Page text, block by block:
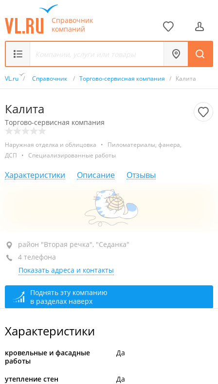
Справочник
компаний
VL.ru / Справочник / Торгово-сервисная компания / Калита
Калита
Торгово-сервисная компания
Наружная отделка и облицовка •
Пиломатериалы, фанера,
ДСП
• Специализированные работы
Характеристики Описание Отзывы
район "Вторая речка", ул. Русская, 46Б
ТЦ "Панорама", 3-й этаж
сегодня закрыто
район "Вторая речка", "Седанка"
4 телефона
Показать адреса и контакты
Поднять эту компанию
в разделах наверх
Характеристики
кровельные и фасадные
работы
Да
утепление стен Да